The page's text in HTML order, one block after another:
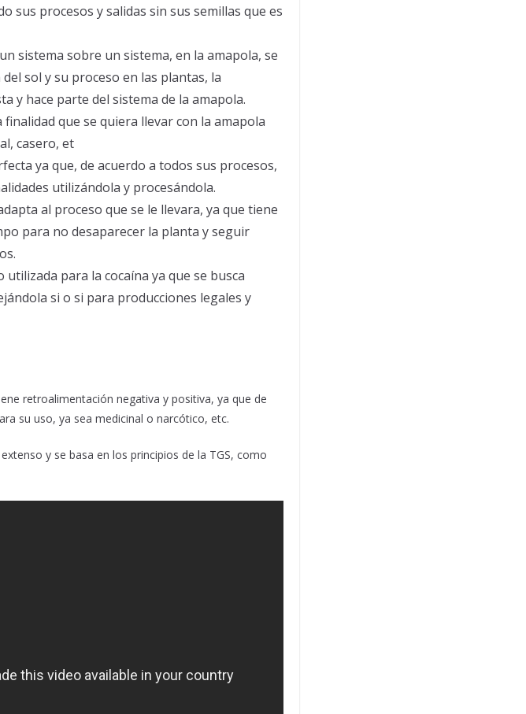
sus procesos y salidas sin sus semillas que es
sistema sobre un sistema, en la amapola, se
sol y su proceso en las plantas, la
y hace parte del sistema de la amapola.
que se quiera llevar con la amapola
casero, et
ya que, de acuerdo a todos sus procesos,
utilizándola y procesándola.
al proceso que se le llevara, ya que tiene
para no desaparecer la planta y seguir
para la cocaína ya que se busca
si o si para producciones legales y
retroalimentación negativa y positiva, ya que de
su uso, ya sea medicinal o narcótico, etc.
y se basa en los principios de la TGS, como